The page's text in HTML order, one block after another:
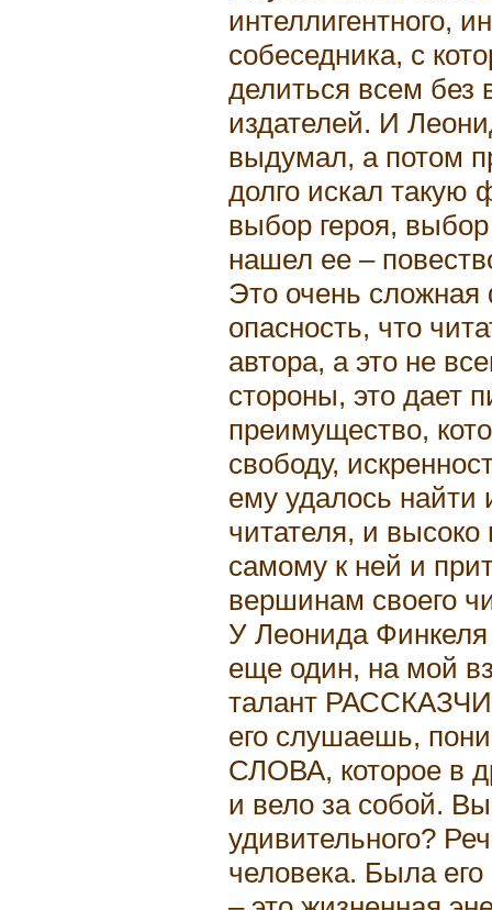
интеллигентного,
собеседника, с
делиться всем без
издателей. И
выдумал, а потом
долго искал такую
выбор героя,
нашел ее –
Это очень сложная
опасность, что
автора, а это не
стороны, это дает
преимущество,
свободу,
ему удалось найти
читателя, и высоко
самому к ней и
вершинам своего
У Леонида Финкеля
еще один, на мой
талант
его слушаешь,
СЛОВА, которое в
и вело за собой.
удивительного?
человека. Была его